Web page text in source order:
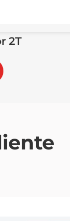
2T